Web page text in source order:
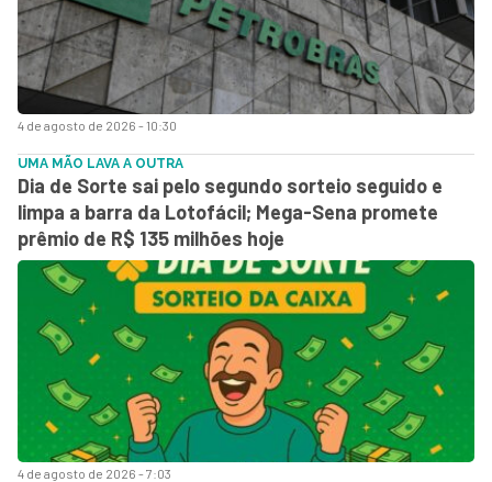
4 de agosto de 2026 - 10:30
4 de agosto de 2026 - 7:03
UMA MÃO LAVA A OUTRA
Dia de Sorte sai pelo segundo sorteio seguido e
limpa a barra da Lotofácil; Mega-Sena promete
prêmio de R$ 135 milhões hoje